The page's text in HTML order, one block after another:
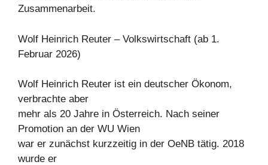
Zusammenarbeit.
Wolf Heinrich Reuter – Volkswirtschaft (ab 1.
Februar 2026)
Wolf Heinrich Reuter ist ein deutscher Ökonom,
verbrachte aber
mehr als 20 Jahre in Österreich. Nach seiner
Promotion an der WU Wien
war er zunächst kurzzeitig in der OeNB tätig. 2018
wurde er